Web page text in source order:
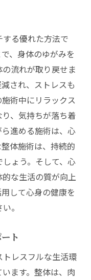
る優れた方法で
、身体のゆがみを
流れが取り戻せま
され、ストレスも
術中にリラックス
、気持ちが落ち着
進める施術は、心
体施術は、持続的
ょう。そして、心
な生活の質が向上
して心身の健康を
。
ト
レスフルな生活環
ます。整体は、肉